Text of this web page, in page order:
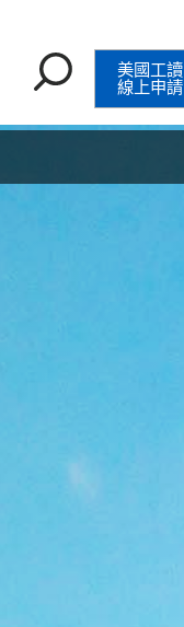
開
啟
選
美國工讀
線上申請